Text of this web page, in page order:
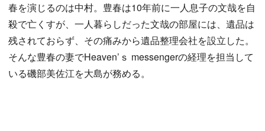
春を演じるのは中村。豊春は10年前に一人息子の文哉を自
殺で亡くすが、一人暮らしだった文哉の部屋には、遺品は
残されておらず、その痛みから遺品整理会社を設立した。
そんな豊春の妻でHeaven’ｓ messengerの経理を担当して
いる磯部美佐江を大島が務める。